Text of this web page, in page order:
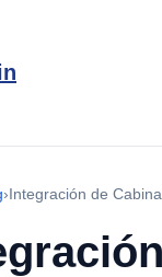
›Integración de